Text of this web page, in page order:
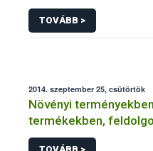
NÉBIH
TOVÁBB >
2014. szeptember 25, csütörtök
Növényi
termékekben,